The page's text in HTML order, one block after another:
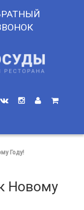
Году!
Новому